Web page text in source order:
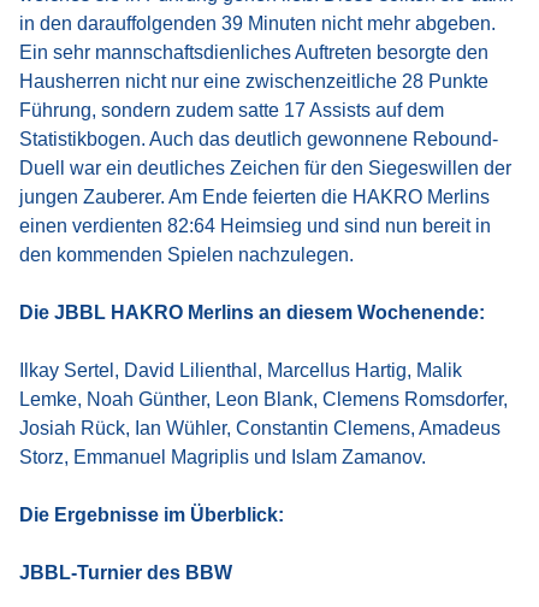
in den darauffolgenden 39 Minuten nicht mehr abgeben.
Ein sehr mannschaftsdienliches Auftreten besorgte den
Hausherren nicht nur eine zwischenzeitliche 28 Punkte
Führung, sondern zudem satte 17 Assists auf dem
Statistikbogen. Auch das deutlich gewonnene Rebound-
Duell war ein deutliches Zeichen für den Siegeswillen der
jungen Zauberer. Am Ende feierten die HAKRO Merlins
einen verdienten 82:64 Heimsieg und sind nun bereit in
den kommenden Spielen nachzulegen.
Die JBBL HAKRO Merlins an diesem Wochenende:
Ilkay Sertel, David Lilienthal, Marcellus Hartig, Malik
Lemke, Noah Günther, Leon Blank, Clemens Romsdorfer,
Josiah Rück, Ian Wühler, Constantin Clemens, Amadeus
Storz, Emmanuel Magriplis und Islam Zamanov.
Die Ergebnisse im Überblick:
JBBL-Turnier des BBW